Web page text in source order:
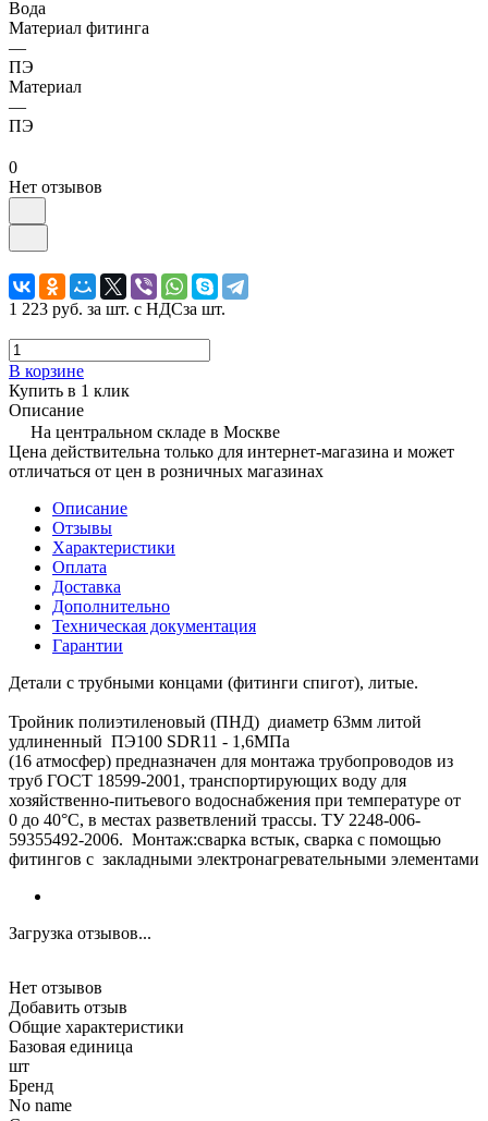
Вода
Материал фитинга
—
ПЭ
Материал
—
ПЭ
0
Нет отзывов
1 223 руб. за шт. с НДСза шт.
В корзине
Купить в 1 клик
Описание
На центральном складе в Москве
Цена действительна только для интернет-магазина и может
отличаться от цен в розничных магазинах
Описание
Отзывы
Характеристики
Оплата
Доставка
Дополнительно
Техническая документация
Гарантии
Детали с трубными концами (фитинги спигот), литые.
Тройник полиэтиленовый (ПНД) диаметр 63мм литой
удлиненный ПЭ100 SDR11 - 1,6МПа
(16 атмосфер) предназначен для монтажа трубопроводов из
труб ГОСТ 18599-2001, транспортирующих воду для
хозяйственно-питьевого водоснабжения при температуре от
0 до 40°C, в местах разветвлений трассы. ТУ 2248-006-
59355492-2006. Монтаж:сварка встык, сварка с помощью
фитингов с закладными электронагревательными элементами
Загрузка отзывов...
Нет отзывов
Добавить отзыв
Общие характеристики
Базовая единица
шт
Бренд
No name